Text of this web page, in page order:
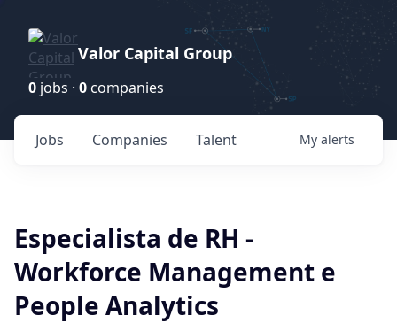
Valor Capital Group
0 jobs · 0 companies
Jobs Companies Talent My alerts
Especialista de RH -
Workforce Management e
People Analytics